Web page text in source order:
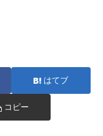
はてブ
コピー